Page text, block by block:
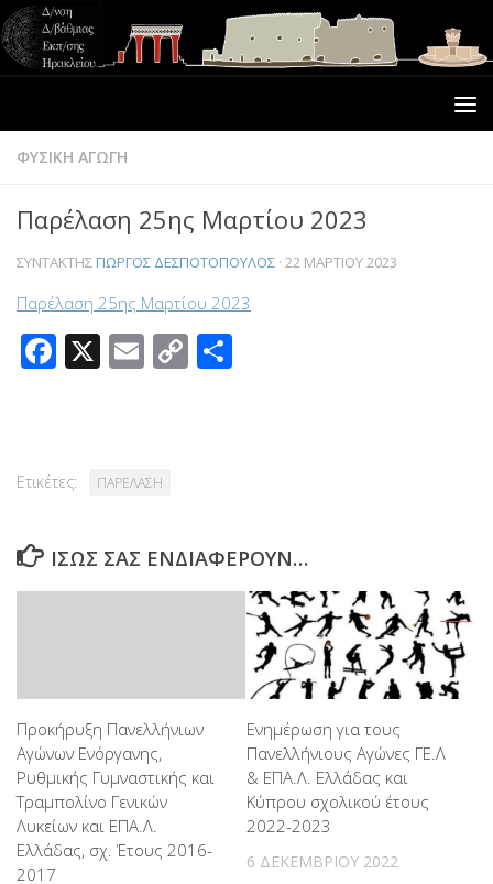
ΦΥΣΙΚΗ ΑΓΩΓΗ
Παρέλαση 25ης Μαρτίου 2023
ΣΥΝΤΆΚΤΗΣ ΓΙΏΡΓΟΣ ΔΕΣΠΟΤΌΠΟΥΛΟΣ · 22 ΜΑΡΤΊΟΥ 2023
Παρέλαση 25ης Μαρτίου 2023
Facebook
X Email
Copy
Ετικέτες: ΠΑΡΕΛΑΣΗ
ΊΣΩΣ ΣΑΣ ΕΝΔΙΑΦΈΡΟΥΝ…
Προκήρυξη Πανελλήνιων
Αγώνων Ενόργανης,
Ρυθμικής Γυμναστικής και
Τραμπολίνο Γενικών
Λυκείων και ΕΠΑ.Λ.
Ελλάδας, σχ. Έτους 2016-
2017
Ενημέρωση για τους
Πανελλήνιους Αγώνες ΓΕ.Λ
& ΕΠΑ.Λ. Ελλάδας και
Κύπρου σχολικού έτους
2022-2023
6 ΔΕΚΕΜΒΡΊΟΥ 2022